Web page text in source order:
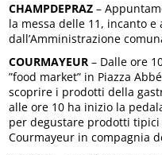
CHAMPDEPRAZ –
la messa delle 11, incanto
dall’Amministrazione
COURMAYEUR – Dalle ore
”food market” in Piazza
scoprire i prodotti della
alle ore 10 ha inizio la
per degustare prodotti
Courmayeur in compagnia